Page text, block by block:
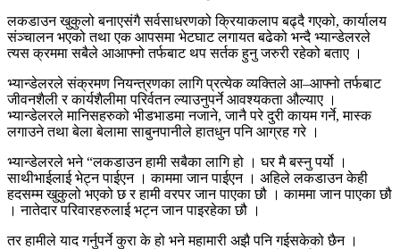
लकडाउन खुकुलो बनाएसंगै सर्वसाधरणको क्रियाकलाप बढ्दै गएको, कार्यालय
संञ्चालन भएको तथा एक आपसमा भेटघाट लगायत बढेको भन्दै भ्यान्डेलरले
त्यस क्रममा सबैले आआफ्नो तर्फबाट थप सर्तक हुनु जरुरी रहेको बताए ।
भ्यान्डेलरले संक्रमण नियन्त्रणका लागि प्रत्येक व्यक्तिले आ–आफ्नो तर्फबाट
जीवनशैली र कार्यशैलीमा परिर्वतन ल्याउनुपर्ने आवश्यकता औल्याए ।
भ्यान्डेलरले मानिसहरुको भीडभाडमा नजाने, जानै परे दुरी कायम गर्ने, मास्क
लगाउने तथा बेला बेलामा साबुनपानीले हातधुन पनि आग्रह गरे ।
भ्यान्डेलरले भने “लकडाउन हामी सबैका लागि हो । घर मै बस्नु पर्यो ।
साथीभाईलाई भेट्न पाईएन । काममा जान पाईएन । अहिले लकडाउन केही
हदसम्म खुकुलो भएको छ र हामी वरपर जान पाएका छौ । काममा जान पाएका छौ
। नातेदार परिवारहरुलाई भट्न जान पाइरहेका छौ ।
तर हामीले याद गर्नुपर्ने कुरा के हो भने महामारी अझै पनि गईसकेको छैन ।